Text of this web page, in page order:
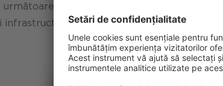
și, în același timp, de a pune bazele
infrastructurii și ale unei strategii eficiente de